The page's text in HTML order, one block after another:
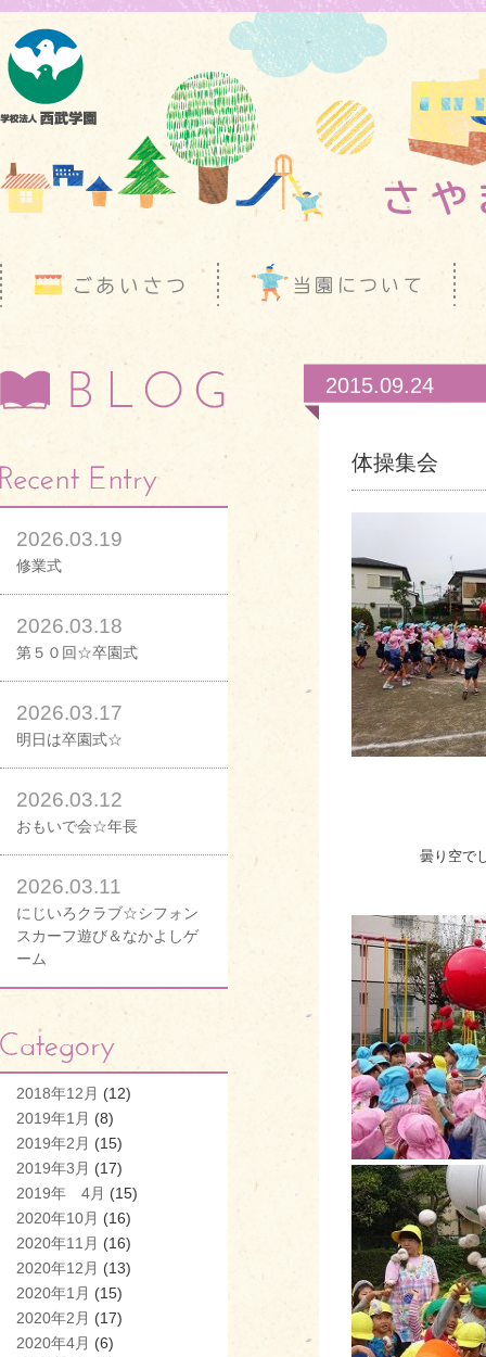
2026.03.19
修業式
2026.03.18
第５０回☆卒園式
2026.03.17
明日は卒園式☆
2026.03.12
おもいで会☆年長
2026.03.11
にじいろクラブ☆シフォン
スカーフ遊び＆なかよしゲ
ーム
2018年12月 (12)
2019年1月 (8)
2019年2月 (15)
2019年3月 (17)
2019年 4月 (15)
2020年10月 (16)
2020年11月 (16)
2020年12月 (13)
2020年1月 (15)
2020年2月 (17)
2020年4月 (6)
2015.09.24
体操集会
曇り空で